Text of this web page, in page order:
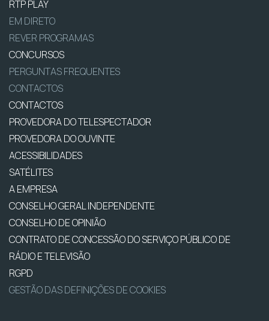
RTP PLAY
EM DIRETO
REVER PROGRAMAS
CONCURSOS
PERGUNTAS FREQUENTES
CONTACTOS
CONTACTOS
PROVEDORA DO TELESPECTADOR
PROVEDORA DO OUVINTE
ACESSIBILIDADES
SATÉLITES
A EMPRESA
CONSELHO GERAL INDEPENDENTE
CONSELHO DE OPINIÃO
CONTRATO DE CONCESSÃO DO SERVIÇO PÚBLICO DE
RÁDIO E TELEVISÃO
RGPD
GESTÃO DAS DEFINIÇÕES DE COOKIES